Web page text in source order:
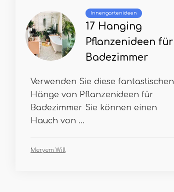
Innengartenideen
17 Hanging
Pflanzenideen für
Badezimmer
Verwenden Sie diese fantastischen
Hänge von Pflanzenideen für
Badezimmer Sie können einen
Hauch von ...
Meryem Will